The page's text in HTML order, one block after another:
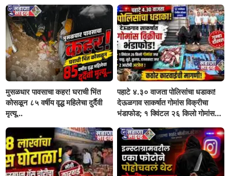
मुसळधार पावसाचा कहर! घराची भिंत
कोसळून ८५ वर्षीय वृद्ध महिलेचा दुर्दैवी
मृत्यू...
पहाटे ४.३० वाजता पोलिसांचा धडाका!
देऊळगाव साकर्षात गोमांस विक्रीचा
भंडाफोड; १ क्विंटल २६ किलो गोमांस